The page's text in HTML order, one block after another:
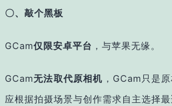
〇、敲个黑板
GCam仅限安卓平台 ，与苹果无缘。
GCam无法取代原相机 ，GCam只是
应根据拍摄场景与创作需求自主选择最